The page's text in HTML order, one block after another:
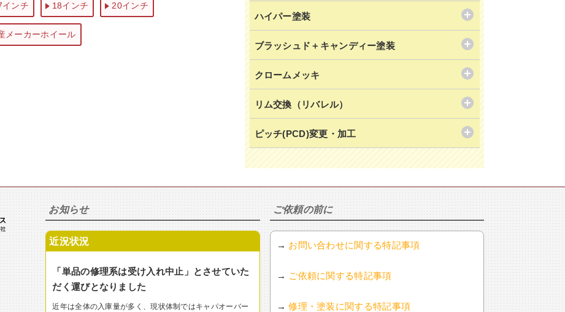
インチ 18インチ 20インチ
メーカーホイール
ハイパー塗装
ブラッシュド＋キャンディー塗装
クロームメッキ
リム交換（リバレル）
ピッチ(PCD)変更・加工
お知らせ
近況状況
「単品の修理系は受け入れ中止」とさせていた
だく運びとなりました
近年は全体の入庫量が多く、現状体制ではキャパオーバー
ご依頼の前に
→ お問い合わせに関する特記事項
→ ご依頼に関する特記事項
→ 修理・塗装に関する特記事項